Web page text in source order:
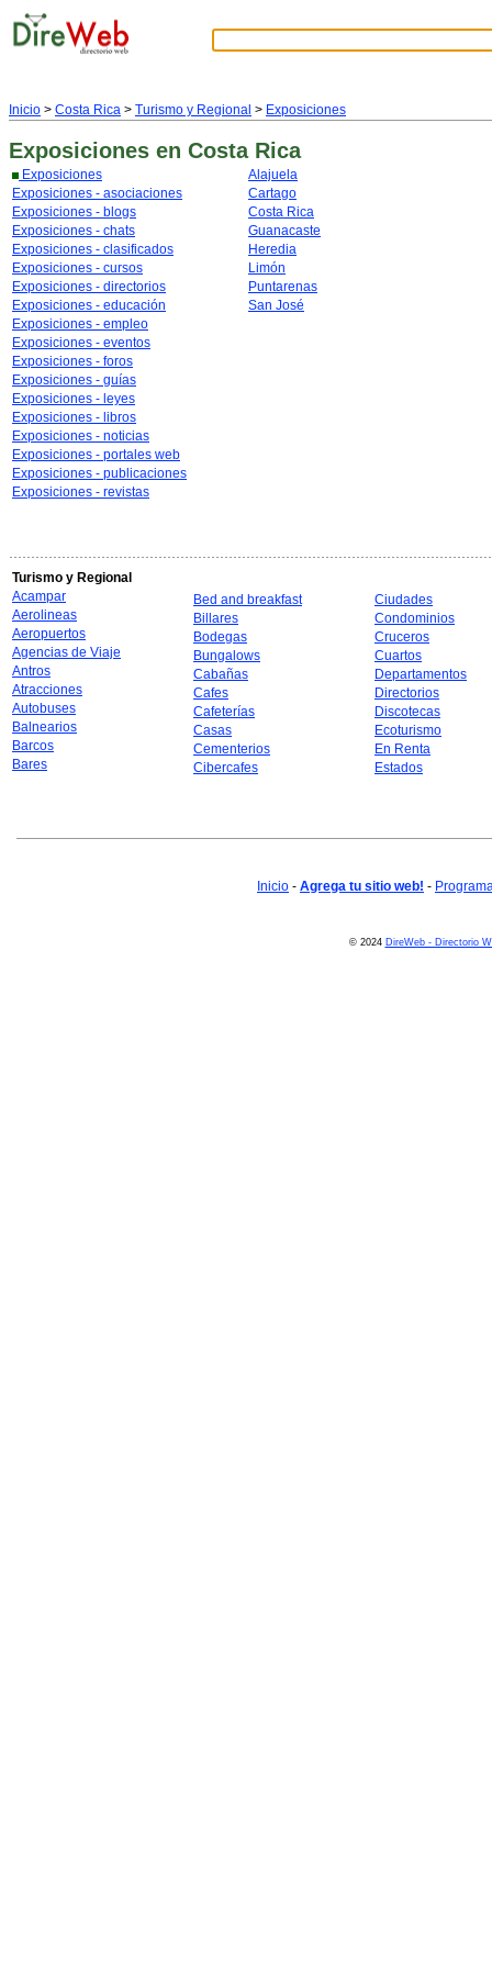
Inicio > Costa Rica > Turismo y Regional > Exposiciones
Exposiciones en Costa Rica
Exposiciones
Exposiciones - asociaciones
Exposiciones - blogs
Exposiciones - chats
Exposiciones - clasificados
Exposiciones - cursos
Exposiciones - directorios
Exposiciones - educación
Exposiciones - empleo
Exposiciones - eventos
Exposiciones - foros
Exposiciones - guías
Exposiciones - leyes
Exposiciones - libros
Exposiciones - noticias
Exposiciones - portales web
Exposiciones - publicaciones
Exposiciones - revistas
Alajuela
Cartago
Costa Rica
Guanacaste
Heredia
Limón
Puntarenas
San José
Turismo y Regional
Acampar
Aerolineas
Aeropuertos
Agencias de Viaje
Antros
Atracciones
Autobuses
Balnearios
Barcos
Bares
Bed and breakfast
Billares
Bodegas
Bungalows
Cabañas
Cafes
Cafeterías
Casas
Cementerios
Cibercafes
Ciudades
Condominios
Cruceros
Cuartos
Departamentos
Directorios
Discotecas
Ecoturismo
En Renta
Estados
Inicio - Agrega tu sitio web! -
© 2024 DireWeb - Directorio